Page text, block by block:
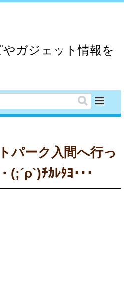
ガジェット情報を
パーク入間へ行っ
(;´ρ`)ﾁｶﾚﾀﾖ･･･